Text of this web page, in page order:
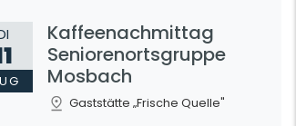
Kaffeenachmittag
Seniorenortsgruppe
Mosbach
Gaststätte „Frische Quelle"